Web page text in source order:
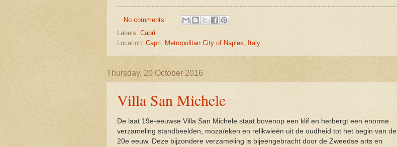
No comments:
Labels: Capri
Location: Capri, Metropolitan City of Naples, Italy
Thursday, 20 October 2016
Villa San Michele
De laat 19e-eeuwse Villa San Michele staat bovenop een klif en herbergt een enorme
verzameling standbeelden, mozaïeken en relikwieën uit de oudheid tot het begin van de
20e eeuw. Deze bijzondere verzameling is bijeengebracht door de Zweedse arts en